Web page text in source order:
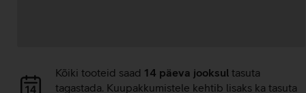
Andmete
laadimine
Kõiki tooteid saad 14 päeva jooksul tasuta
tagastada. Kuupakkumistele kehtib lisaks ka tasuta